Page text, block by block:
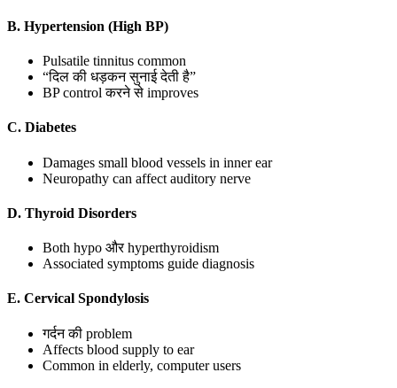
B. Hypertension (High BP)
Pulsatile tinnitus common
“दिल की धड़कन सुनाई देती है”
BP control करने से improves
C. Diabetes
Damages small blood vessels in inner ear
Neuropathy can affect auditory nerve
D. Thyroid Disorders
Both hypo और hyperthyroidism
Associated symptoms guide diagnosis
E. Cervical Spondylosis
गर्दन की problem
Affects blood supply to ear
Common in elderly, computer users